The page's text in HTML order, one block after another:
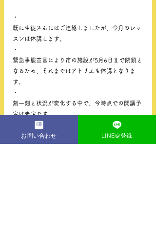
・
既に生徒さんにはご連絡しましたが、今月のレッ
スンは休講します。
・
緊急事態宣言により市の施設が5月6日まで閉鎖と
なるため、それまではアトリエも休講となりま
す。
・
刻一刻と状況が変化する中で、今時点での開講予
定は未定です。
生徒さんには改めて状況をお知らせ致します。 ・
お問い合わせ LINE＠登録